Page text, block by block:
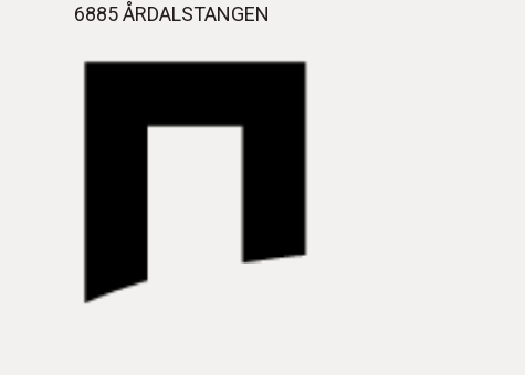
6885 ÅRDALSTANGEN